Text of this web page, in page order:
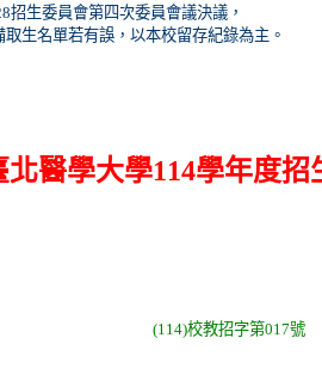
招生委員會第四次委員會議決議，
取生名單若有誤，以本校留存紀錄為主。
學大學114學年度招
校教招字第017號